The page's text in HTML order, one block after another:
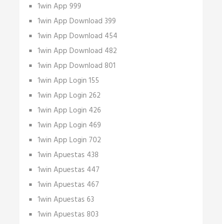
1win App 999
1win App Download 399
1win App Download 454
1win App Download 482
1win App Download 801
1win App Login 155
1win App Login 262
1win App Login 426
1win App Login 469
1win App Login 702
1win Apuestas 438
1win Apuestas 447
1win Apuestas 467
1win Apuestas 63
1win Apuestas 803